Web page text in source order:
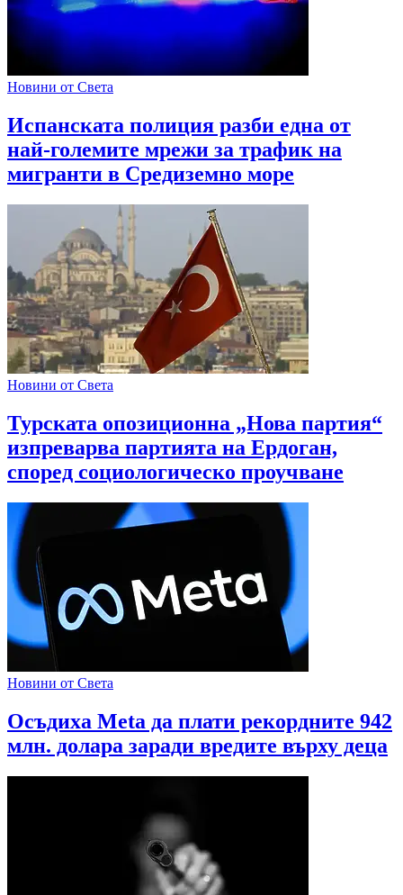
Новини от Света
Испанската полиция разби една от
най-големите мрежи за трафик на
мигранти в Средиземно море
Новини от Света
Турската опозиционна „Нова партия“
изпреварва партията на Ердоган,
според социологическо проучване
Новини от Света
Осъдиха Meta да плати рекордните 942
млн. долара заради вредите върху деца